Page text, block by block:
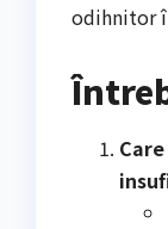
odihnitor